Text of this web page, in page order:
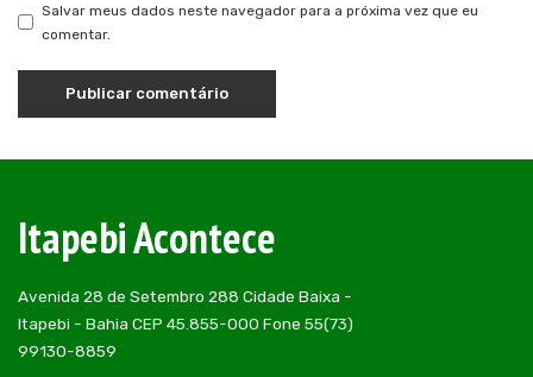
Salvar meus dados neste navegador para a próxima vez que eu
comentar.
Itapebi Acontece
Avenida 28 de Setembro 288 Cidade Baixa -
Itapebi - Bahia CEP 45.855-000 Fone 55(73)
99130-8859